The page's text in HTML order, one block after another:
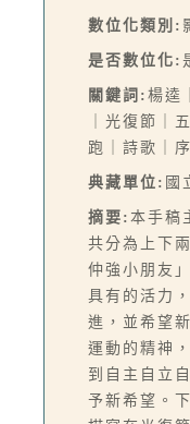
數位化類別:
是否數位化:
關鍵詞: 楊逵
｜光復節｜
跑｜詩歌｜
典藏單位: 國
摘要: 本手稿
共分為上下
仲強小朋友
具有的活力
進，並希望
運動的精神
到自主自立
予新希望。